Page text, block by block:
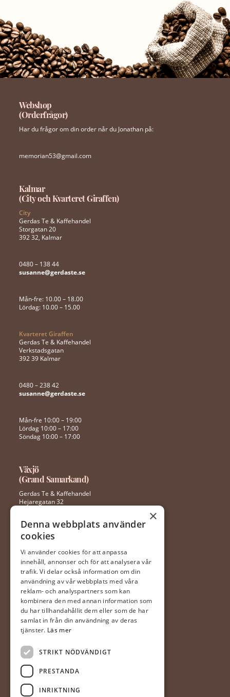
Webshop
(Orderfrågor)
Har du frågor om din order når du Jonathan på:
memorian53@gmail.com
Kalmar
(City och Kvarteret Giraffen)
City
Gerdas Te & Kaffehandel
Storgatan 20
392 32, Kalmar
0480 – 138 44
susanne@gerdaste.se
Mån-fre: 10.00 – 18.00
Lördag: 10.00 – 15.00
Kvarteret Giraffen
Gerdas Te & Kaffehandel
Verkstadsgatan
392 39 Kalmar
0480 – 238 42
susanne@gerdaste.se
Mån-fre 10:00 – 19:00
Lördag 10:00 – 17:00
Söndag 10:00 – 17:00
Växjö
(Grand Samarkand)
Gerdas Te & Kaffehandel
Hejaregatan 32
0470 – 281 44
Mån-fre 10:00 – 20:00
Lördag 10:00 – 18:00
Söndag 10:00 – 18:00
Halmstad
(Hallarna)
Gerdas Te & Kaffehandel
Prästvägen 1
302 63 Halmstad
035-20 20 340
×
Denna webbplats använder
cookies
Vi använder cookies för att anpassa
innehåll, annonser och för att analysera vår
trafik. Vi delar också information om din
användning av vår webbplats med våra
reklam- och analyspartners som kan
kombinera den med annan information som
du har tillhandahållit dem eller som de har
samlat in från din användning av deras
tjänster. Läs mer
STRIKT NÖDVÄNDIGT
PRESTANDA
INRIKTNING